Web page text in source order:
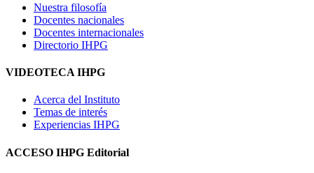
Nuestra filosofía
Docentes nacionales
Docentes internacionales
Directorio IHPG
VIDEOTECA IHPG
Acerca del Instituto
Temas de interés
Experiencias IHPG
ACCESO IHPG Editorial